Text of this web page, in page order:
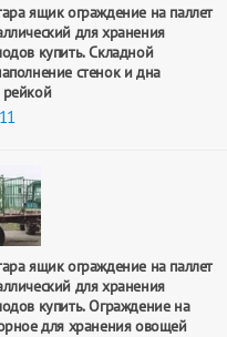
ящик ограждение на паллет
для хранения
купить. Складной
стенок и дна
ящик ограждение на паллет
для хранения
купить. Ограждение на
для хранения овощей